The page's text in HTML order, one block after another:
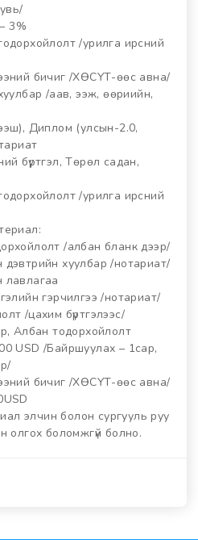
3%
/урилга ирсний
бичиг /ХӨСҮТ-өөс авна/
/аав, ээж, өөриийн,
Диплом (улсын-2.0,
бүртгэл, Төрөл садан,
/урилга ирсний
/албан бланк дээр/
хуулбар /нотариат/
лавлагаа
гэрчилгээ /нотариат/
/цахим бүртгэлээс/
Албан тодорхойлолт
USD /Байршуулах – 1сар,
бичиг /ХӨСҮТ-өөс авна/
элчин болон сургууль руу
олгох боломжгүй болно.